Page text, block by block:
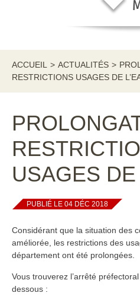
ACCUEIL > ACTUALITÉS >
RESTRICTIONS USAGES DE
USAGES DE
PUBLIÉ LE 04 DÉC 2018
Considérant que la situation des
améliorée, les restrictions des
département ont été prolongées.
Vous trouverez l’arrêté
dessous :